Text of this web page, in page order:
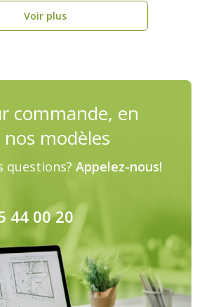
Voir plus
commande, en
modèles
questions? Appelez-nous!
44 00 20